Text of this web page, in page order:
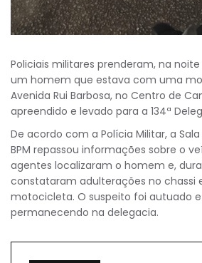
Policiais militares prenderam, na
um homem que estava com uma
Avenida Rui Barbosa, no Centro de
apreendido e levado para a 134ª
De acordo com a Polícia Militar, a
BPM repassou informações sobre o
agentes localizaram o homem e,
constataram adulterações no chassi
motocicleta. O suspeito foi autuado
permanecendo na delegacia.